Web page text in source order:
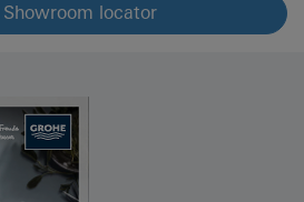
Showroom locator